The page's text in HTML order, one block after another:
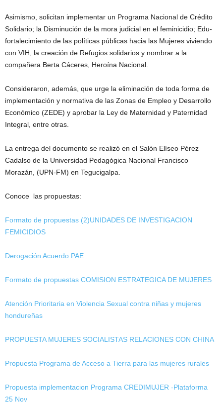
Asimismo, solicitan implementar un Programa Nacional de Crédito
Solidario; la Disminución de la mora judicial en el feminicidio; Edu-
fortalecimiento de las políticas públicas hacia las Mujeres viviendo
con VIH; la creación de Refugios solidarios y nombrar a la
compañera Berta Cáceres, Heroína Nacional.
Consideraron, además, que urge la eliminación de toda forma de
implementación y normativa de las Zonas de Empleo y Desarrollo
Económico (ZEDE) y aprobar la Ley de Maternidad y Paternidad
Integral, entre otras.
La entrega del documento se realizó en el Salón Elíseo Pérez
Cadalso de la Universidad Pedagógica Nacional Francisco
Morazán, (UPN-FM) en Tegucigalpa.
Conoce las propuestas:
Formato de propuestas (2)UNIDADES DE INVESTIGACION
FEMICIDIOS
Derogación Acuerdo PAE
Formato de propuestas COMISION ESTRATEGICA DE MUJERES
Atención Prioritaria en Violencia Sexual contra niñas y mujeres
hondureñas
PROPUESTA MUJERES SOCIALISTAS RELACIONES CON CHINA
Propuesta Programa de Acceso a Tierra para las mujeres rurales
Propuesta implementacion Programa CREDIMUJER -Plataforma
25 Nov